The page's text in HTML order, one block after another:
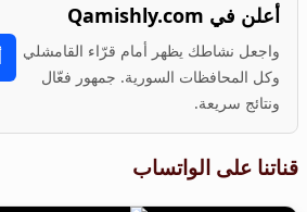
أعلن في Qamishly.com
واجعل نشاطك يظهر أمام قرّاء القامشلي
وكل المحافظات السورية. جمهور فعّال
ونتائج سريعة.
قناتنا على الواتساب